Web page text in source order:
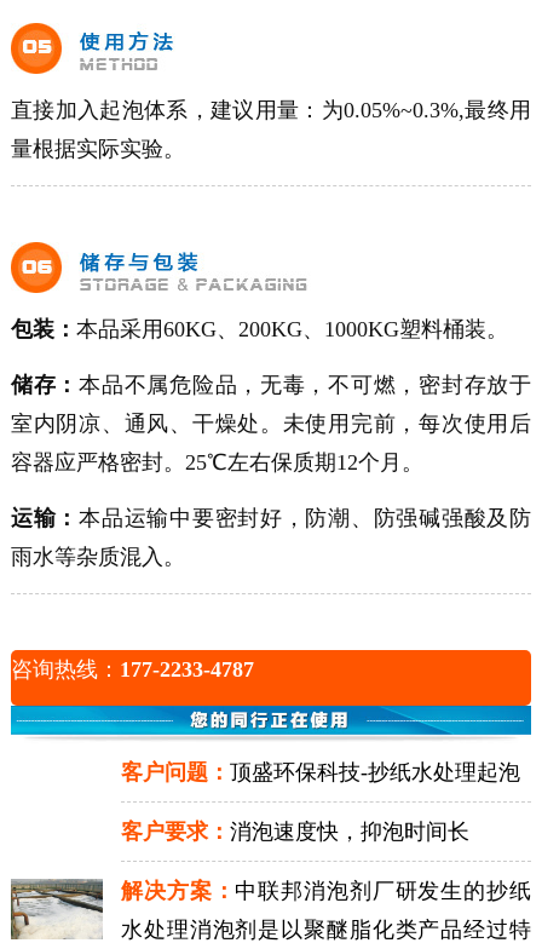
直接加入起泡体系，建议用量：为0.05%~0.3%,最终用
量根据实际实验。
包装： 本品采用60KG、200KG、1000KG塑料桶装。
储存：本品不属危险品，无毒，不可燃，密封存放于
室内阴凉、通风、干燥处。未使用完前，每次使用后
容器应严格密封。25℃左右保质期12个月。
运输：本品运输中要密封好，防潮、防强碱强酸及防
雨水等杂质混入。
咨询热线： 177-2233-4787
客户问题： 顶盛环保科技-抄纸水处理起泡
客户要求： 消泡速度快，抑泡时间长
解决方案： 中联邦消泡剂厂研发生的抄纸
水处理消泡剂是以聚醚脂化类产品经过特